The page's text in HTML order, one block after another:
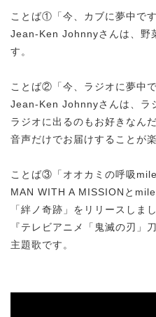
ことば①「今、カブに夢中です
Jean-Ken Johnnyさんは、野
す。
ことば②「今、ラジオに夢中で
Jean-Ken Johnnyさんは、ラ
ラジオに出るのもお好きなん
音声だけでお届けすることが
ことば③「オオカミの呼吸
MAN WITH A MISSIONと
「絆ノ奇跡」をリリースしまし
『テレビアニメ「鬼滅の刃」
主題歌です。